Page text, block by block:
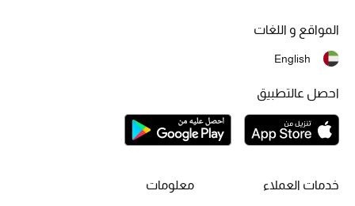
جميع مستحضرات الجمال
الجديد في عالم الجمال
الأكثر مبيعاً
العطور
خدمات العملاء معلومات
المواقع و اللغات
English
احصل عالتطبيق